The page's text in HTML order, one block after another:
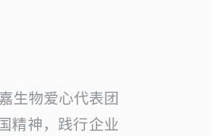
生物爱心代表团
精神，践行企业